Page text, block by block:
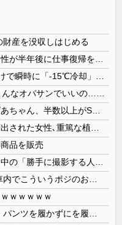
財産を没収しはじめる
品を販売
ｗｗｗｗｗ